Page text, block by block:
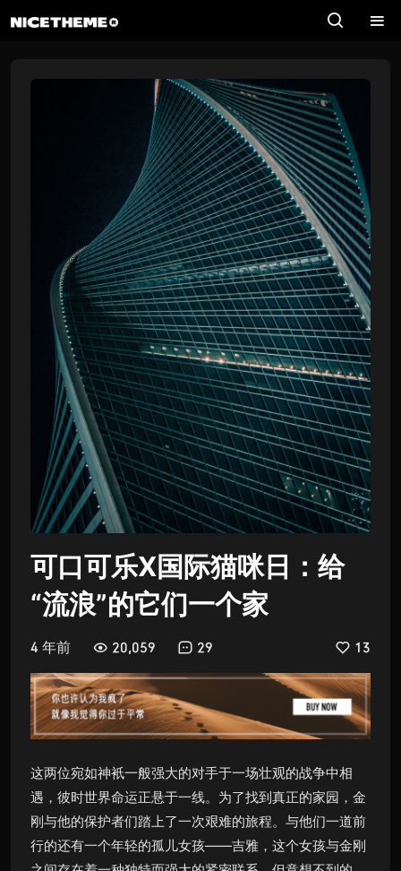
可口可乐X国际猫咪日：给
“流浪”的它们一个家
4 年前 20,059 29 13
这两位宛如神衹一般强大的对手于一场壮观的战争中相
遇，彼时世界命运正悬于一线。为了找到真正的家园，金
刚与他的保护者们踏上了一次艰难的旅程。与他们一道前
行的还有一个年轻的孤儿女孩——吉雅，这个女孩与金刚